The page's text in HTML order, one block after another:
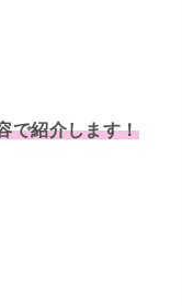
で紹介します！